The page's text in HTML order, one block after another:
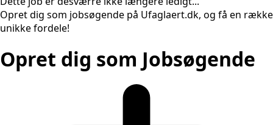
Opret dig som jobsøgende på Ufaglaert.dk, og få en række
unikke fordele!
Opret dig som Jobsøgende